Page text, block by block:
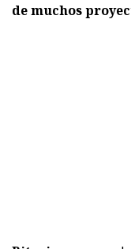
de muchos